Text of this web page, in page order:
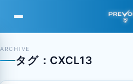
PREVONO
ARCHIVE
タグ：CXCL13